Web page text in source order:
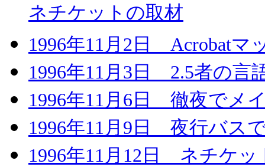
ネチケットの取材
1996年11月2日 Acrobatマ
1996年11月3日 2.5者の
1996年11月6日 徹夜でメ
1996年11月9日 夜行バス
1996年11月12日 ネチケッ